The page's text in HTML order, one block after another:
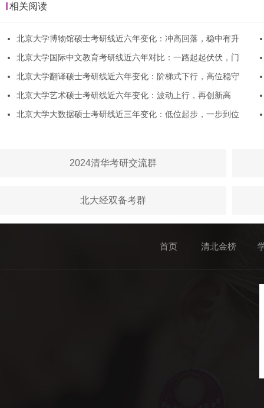
相关阅读
北京大学博物馆硕士考研线近六年变化：冲高回落，稳中有升
北京大学国际中文教育考研线近六年对比：一路起起伏伏，门
北京大学翻译硕士考研线近六年变化：阶梯式下行，高位稳守
北京大学艺术硕士考研线近六年变化：波动上行，再创新高
北京大学大数据硕士考研线近三年变化：低位起步，一步到位
2024清华考研交流群
北大经双备考群
首页 清北金榜